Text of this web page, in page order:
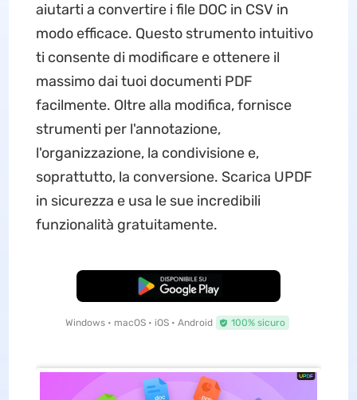
aiutarti a convertire i file DOC in CSV in
modo efficace. Questo strumento intuitivo
ti consente di modificare e ottenere il
massimo dai tuoi documenti PDF
facilmente. Oltre alla modifica, fornisce
strumenti per l'annotazione,
l'organizzazione, la condivisione e,
soprattutto, la conversione. Scarica UPDF
in sicurezza e usa le sue incredibili
funzionalità gratuitamente.
Download Gratis
Windows • macOS • iOS • Android 100% sicuro